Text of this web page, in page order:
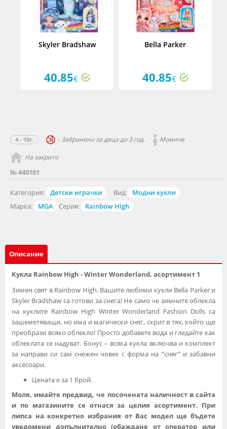
№ 440181
Категория: Детски играчки Вид:
Модни кукли
Марка:
MGA Серия: Rainbow High
4 - 10г. - Забранено за деца до 3 год. Момиче
На закрито
Skyler Bradshaw
40.85€
Bella Parker
40.85€
Описание
Кукла Rainbow High - Winter Wonderland, асортимент 1
Зимен свят в Rainbow High. Вашите любими кукли Bella Parker и
Skyler Bradshaw са готови за снега! Не само че зимните облекла
на куклите Rainbow High Winter Wonderland Fashion Dolls са
зашеметяващи, но има и магически сняг, скрит в тях, който ще
преобрази всяко облекло! Просто добавете вода и гледайте как
облеклата се надуват. Бонус – всяка кукла включва и комплект
за направи си сам снежен човек с форма на “сняг” и забавни
аксесоари.
Цената е за 1 брой.
Моля, имайте предвид, че посочената наличност в сайта
и по магазините се отнася за целия асортимент. При
липса на конкретно избрания от Вас модел ще бъдете
уведомени допълнително (обаждане от оператор или